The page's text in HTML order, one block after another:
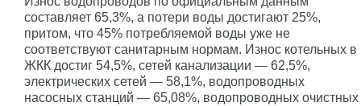
составляет 65,3%, а потери воды достигают 25%,
притом, что 45% потребляемой воды уже не
соответствуют санитарным нормам. Износ котельных в
ЖКК достиг 54,5%, сетей канализации — 62,5%,
электрических сетей — 58,1%, водопроводных
насосных станций — 65,08%, водопроводных очистных